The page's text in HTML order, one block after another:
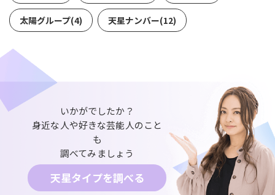
太陽グループ(4) 天星ナンバー(12)
いかがでしたか？
身近な人や好きな芸能人のこと
も
調べてみましょう
天星タイプを調べる